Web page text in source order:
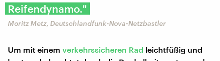
Reifendynamo."
Moritz Metz, Deutschlandfunk-Nova-Netzbastler
Um mit einem verkehrssicheren Rad leichtfüßig und